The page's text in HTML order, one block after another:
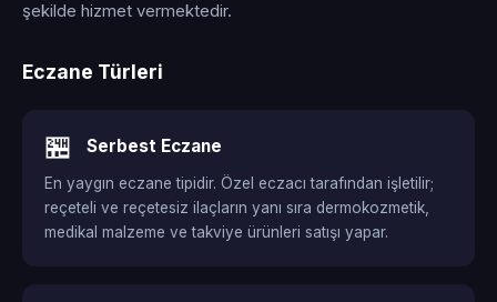
şekilde hizmet vermektedir.
Eczane Türleri
🏪 Serbest Eczane
En yaygın eczane tipidir. Özel eczacı tarafından işletilir;
reçeteli ve reçetesiz ilaçların yanı sıra dermokozmetik,
medikal malzeme ve takviye ürünleri satışı yapar.